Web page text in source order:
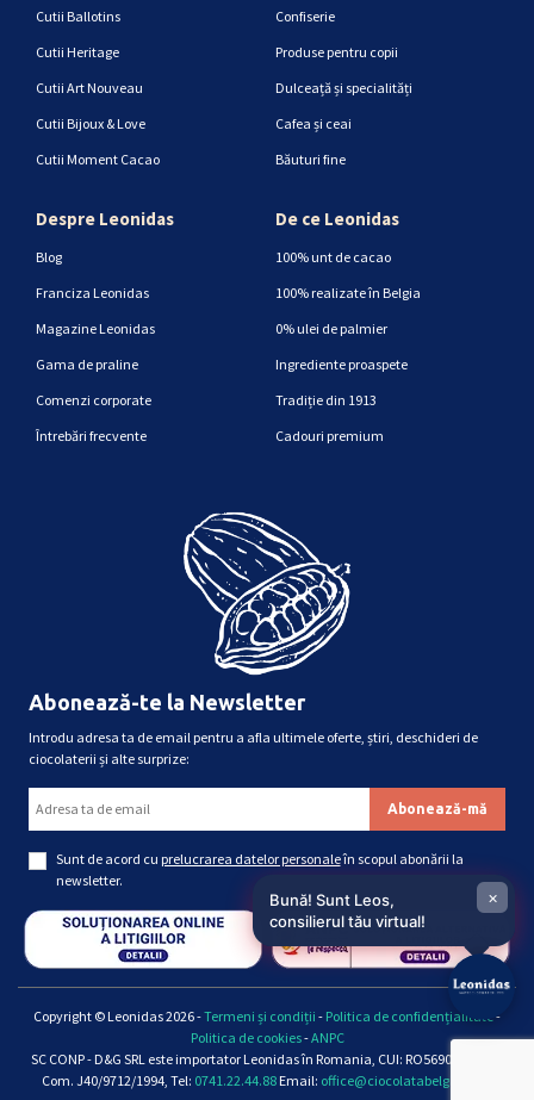
Cutii Ballotins
Cutii Heritage
Cutii Art Nouveau
Cutii Bijoux & Love
Cutii Moment Cacao
Confiserie
Produse pentru copii
Dulceață și specialități
Cafea și ceai
Băuturi fine
Despre Leonidas
Blog
Franciza Leonidas
Magazine Leonidas
Gama de praline
Comenzi corporate
Întrebări frecvente
De ce Leonidas
100% unt de cacao
100% realizate în Belgia
0% ulei de palmier
Ingrediente proaspete
Tradiție din 1913
Cadouri premium
Abonează-te la Newsletter
Introdu adresa ta de email pentru a afla ultimele oferte, știri, deschideri de
ciocolaterii și alte surprize:
Sunt de acord cu prelucrarea datelor personaleîn scopul abonării la
newsletter.
Copyright © Leonidas 2026 -Termeni și condiții - Politica de confidențialitate-
Politica de cookies-ANPC
SC CONP - D&G SRL este importator Leonidas în Romania, CUI: RO5690661, Reg.
Com. J40/9712/1994, Tel: 0741.22.44.88Email: office@ciocolatabelgiana.ro
Bună! Sunt Leos,
consilierul tău virtual!
×